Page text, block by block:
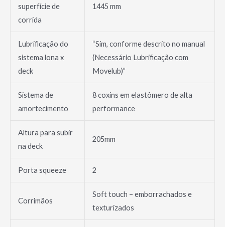
superfície de
corrida
1445 mm
Lubrificação do
sistema lona x
deck
“Sim, conforme descrito no manual
(Necessário Lubrificação com
Movelub)”
Sistema de
amortecimento
8 coxins em elastômero de alta
performance
Altura para subir
na deck
205mm
Porta squeeze 2
Corrimãos
Soft touch – emborrachados e
texturizados